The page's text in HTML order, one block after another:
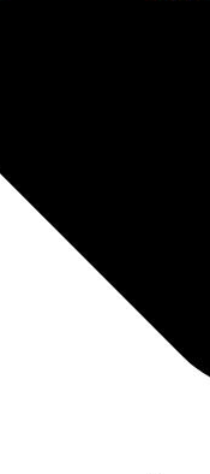
После
на email с
заказ
для
его в